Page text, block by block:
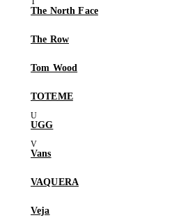
The North Face
The Row
Tom Wood
TOTEME
UGG
Vans
VAQUERA
Veja